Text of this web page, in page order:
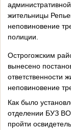
жительницы
неповиновение
полиции.
Острогожским
вынесено
ответственности
неповиновение
Как было
отделении БУЗ
пройти